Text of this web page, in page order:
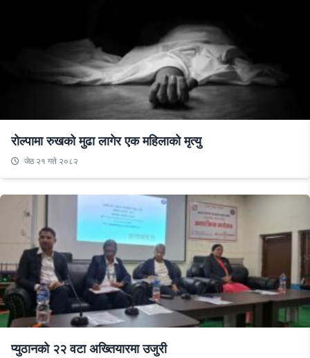
रोल्पामा रुखको मुढा लागेर एक महिलाको मृत्यु
जेठ २१ गते २०८२
प्युठानको २२ वटा अख्तियारमा उजुरी